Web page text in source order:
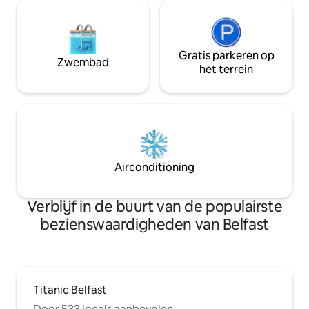
Zwembad
Gratis parkeren op
het terrein
Airconditioning
Verblijf in de buurt van de populairste
bezienswaardigheden van Belfast
Titanic Belfast